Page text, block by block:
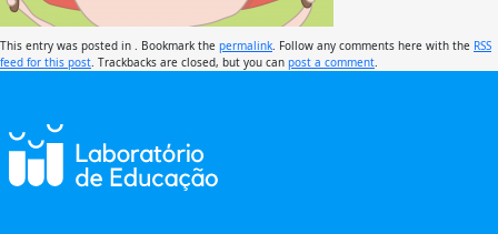
This entry was posted in . Bookmark the permalink . Follow any comments here with the RSS
feed for this post . Trackbacks are closed, but you can post a comment